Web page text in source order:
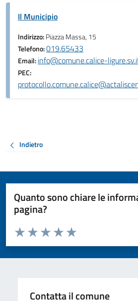
Il Municipio
Indirizzo:Piazza Massa, 15
Telefono:019.65433
Email:info@comune.calice-
PEC:
Indietro
Quanto sono chiare le
pagina?
Valuta da 1 a 5 stelle la pagina
Valuta 5 stelle su 5
Valuta 4 stelle su 5
Valuta 3 stelle su 5
Valuta 2 stelle su 5
Valuta 1 stelle su 5
Contatta il comune